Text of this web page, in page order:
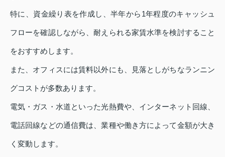
特に、資金繰り表を作成し、半年から1年程度のキャッシュ
フローを確認しながら、耐えられる家賃水準を検討すること
をおすすめします。
また、オフィスには賃料以外にも、見落としがちなランニン
グコストが多数あります。
電気・ガス・水道といった光熱費や、インターネット回線、
電話回線などの通信費は、業種や働き方によって金額が大き
く変動します。